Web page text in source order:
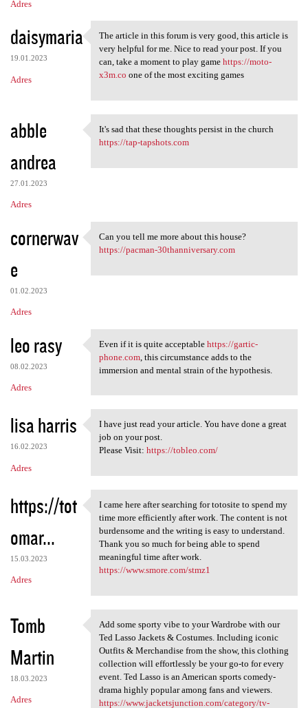
Adres
daisymaria
19.01.2023
Adres
The article in this forum is
The article in this forum is very good, this article is
very helpful for me. Nice to read your post. If you
can, take a moment to play game https://moto-
x3m.co one of the most exciting games
abble
andrea
27.01.2023
Adres
It's sad that these thoughts
It's sad that these thoughts persist in the church
https://tap-tapshots.com
cornerwav
e
01.02.2023
Adres
Can you tell me more about
Can you tell me more about this house?
https://pacman-30thanniversary.com
leo rasy
08.02.2023
Adres
Even if it is quite
Even if it is quite acceptable https://gartic-
phone.com, this circumstance adds to the
immersion and mental strain of the hypothesis.
lisa harris
16.02.2023
Adres
I have just read your article
I have just read your article. You have done a great
job on your post.
Please Visit: https://tobleo.com/
https://tot
omar...
15.03.2023
Adres
I came here after searching
I came here after searching for totosite to spend my
time more efficiently after work. The content is not
burdensome and the writing is easy to understand.
Thank you so much for being able to spend
meaningful time after work.
https://www.smore.com/stmz1
Tomb
Martin
18.03.2023
Adres
Add some sporty vibe to your
Add some sporty vibe to your Wardrobe with our
Ted Lasso Jackets & Costumes. Including iconic
Outfits & Merchandise from the show, this clothing
collection will effortlessly be your go-to for every
event. Ted Lasso is an American sports comedy-
drama highly popular among fans and viewers.
https://www.jacketsjunction.com/category/tv-